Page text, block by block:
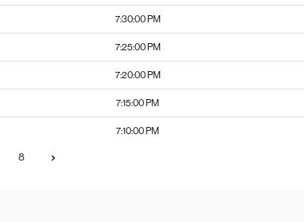
7:30:00 PM
7:25:00 PM
7:20:00 PM
7:15:00 PM
7:10:00 PM
8